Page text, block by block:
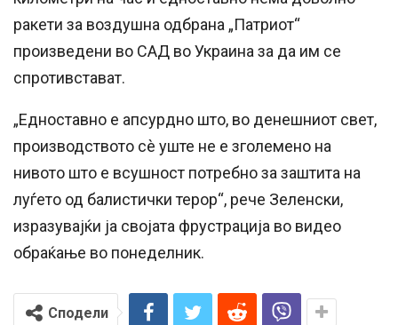
ракети за воздушна одбрана „Патриот“
произведени во САД во Украина за да им се
спротивстават.
„Едноставно е апсурдно што, во денешниот свет,
производството сè уште не е зголемено на
нивото што е всушност потребно за заштита на
луѓето од балистички терор“, рече Зеленски,
изразувајќи ја својата фрустрација во видео
обраќање во понеделник.
Сподели